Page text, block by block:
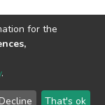
Send
for the
.
That's ok